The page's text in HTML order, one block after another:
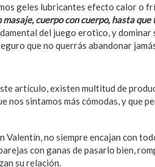
geles lubricantes efecto calor o
cuerpo con cuerpo, hasta
del juego erotico, y dominar
que no querrás abandonar
artículo, existen multitud de
nos sintamos más cómodas, y que
Valentín, no siempre encajan con
con ganas de pasarlo bien,
su relación.